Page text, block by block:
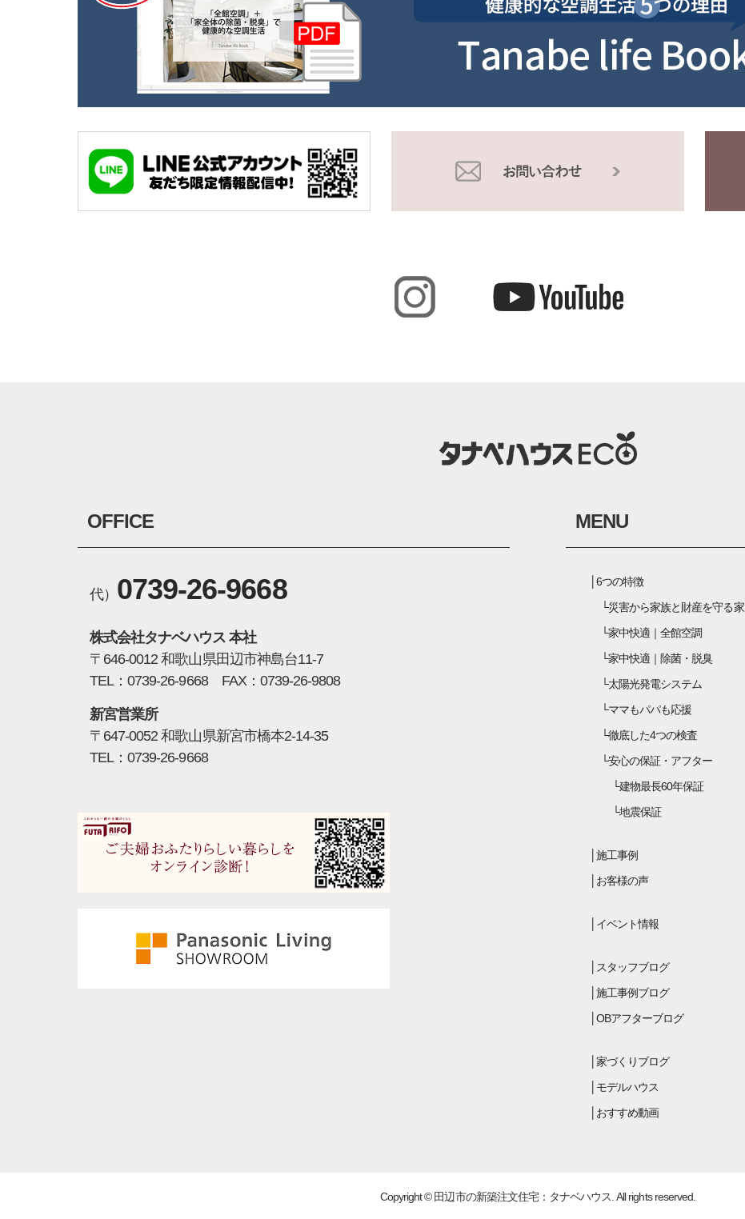
OFFICE
代） 0739-26-9668
株式会社タナベハウス 本社
〒646-0012 和歌山県田辺市神島台11-7
TEL：0739-26-9668 FAX：0739-26-9808
新宮営業所
〒647-0052 和歌山県新宮市橋本2-14-35
TEL：0739-26-9668
MENU
6つの特徴
災害から家族と財産を守る家
家中快適｜全館空調
家中快適｜除菌・脱臭
太陽光発電システム
ママもパパも応援
徹底した4つの検査
安心の保証・アフター
建物最長60年保証
地震保証
施工事例
お客様の声
イベント情報
スタッフブログ
施工事例ブログ
OBアフターブログ
家づくりブログ
モデルハウス
おすすめ動画
Copyright © 田辺市の新築注文住宅：タナベハウス. All rights reserved.